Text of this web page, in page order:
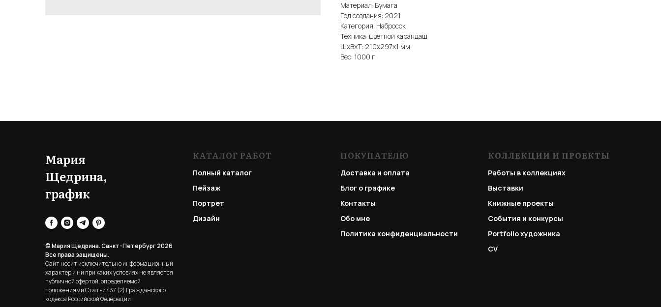
Материал: Бумага
Год создания: 2021
Категория: Набросок
Техника: цветной карандаш
ШxВxТ: 210x297x1 мм
Вес: 1000 г
Мария
Щедрина,
график
© Мария Щедрина. Санкт-Петербург 2026
Все права защищены.
Сайт носит исключительно информационный
характер и ни при каких условиях не является
публичной офертой, определяемой
положениями Статьи 437 (2) Гражданского
кодекса Российской Федерации
КАТАЛОГ РАБОТ
Полный каталог
Пейзаж
Портрет
Дизайн
ПОКУПАТЕЛЮ
Доставка и оплата
Блог о графике
Контакты
Обо мне
Политика конфиденциальности
КОЛЛЕКЦИИ И ПРОЕКТЫ
Работы в коллекциях
Выставки
Книжные проекты
События и конкурсы
Portfolioхудожника
CV